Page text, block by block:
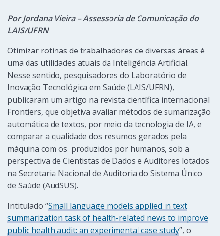
Por Jordana Vieira – Assessoria de Comunicação do
LAIS/UFRN
Otimizar rotinas de trabalhadores de diversas áreas é
uma das utilidades atuais da Inteligência Artificial.
Nesse sentido, pesquisadores do Laboratório de
Inovação Tecnológica em Saúde (LAIS/UFRN),
publicaram um artigo na revista científica internacional
Frontiers, que objetiva avaliar métodos de sumarização
automática de textos, por meio da tecnologia de IA, e
comparar a qualidade dos resumos gerados pela
máquina com os produzidos por humanos, sob a
perspectiva de Cientistas de Dados e Auditores lotados
na Secretaria Nacional de Auditoria do Sistema Único
de Saúde (AudSUS).
Intitulado “Small language models applied in text
summarization task of health-related news to improve
public health audit: an experimental case study”, o